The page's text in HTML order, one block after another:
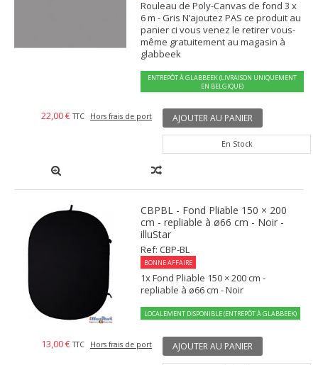
Rouleau de Poly-Canvas de fond 3 x
6 m - Gris N’ajoutez PAS ce produit au
panier ci vous venez le retirer vous-
même gratuitement au magasin à
glabbeek
ENTREPÔT À GLABBEEK (LIVRAISON UNIQUEMENT
EN BELGIQUE)
22,00 € TTC Hors frais de port AJOUTER AU PANIER
En Stock
CBPBL - Fond Pliable 150 × 200
cm - repliable à ø66 cm - Noir -
illuStar
Ref: CBP-BL
BONNE AFFAIRE
1x Fond Pliable 150 × 200 cm -
repliable à ø66 cm - Noir
LOCALEMENT DISPONIBLE (ENTREPÔT À GLABBEEK)
13,00 € TTC Hors frais de port AJOUTER AU PANIER